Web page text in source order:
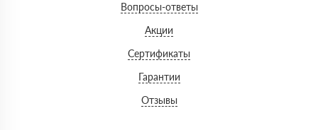
Вопросы-ответы
Акции
Сертификаты
Гарантии
Отзывы